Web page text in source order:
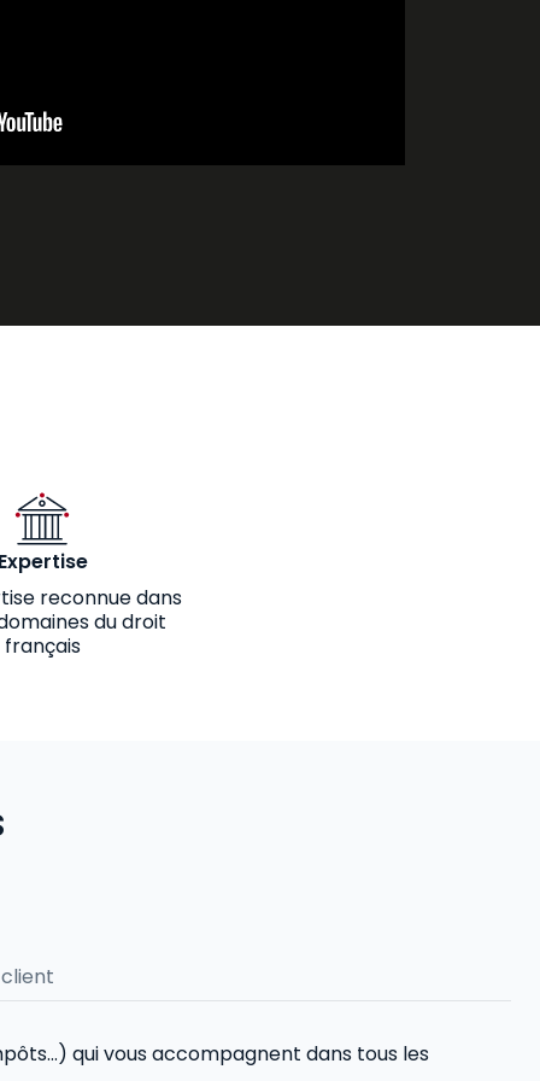
reconnue dans
du droit
français
qui vous accompagnent dans tous les